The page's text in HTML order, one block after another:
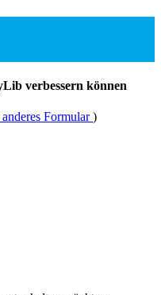
verbessern können
Formular)